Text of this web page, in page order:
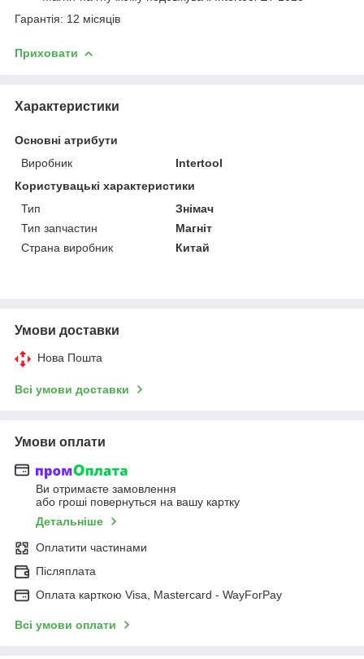
Гарантія: 12 місяців
Приховати
Характеристики
Основні атрибути
Виробник
Intertool
Користувацькі характеристики
Тип
Знімач
Тип запчастин
Магніт
Страна виробник
Китай
Умови доставки
Нова Пошта
Всі умови доставки
Умови оплати
Ви отримаєте замовлення
або гроші повернуться на вашу картку
Детальніше
Оплатити частинами
Післяплата
Оплата карткою Visa, Mastercard - WayForPay
Всі умови оплати